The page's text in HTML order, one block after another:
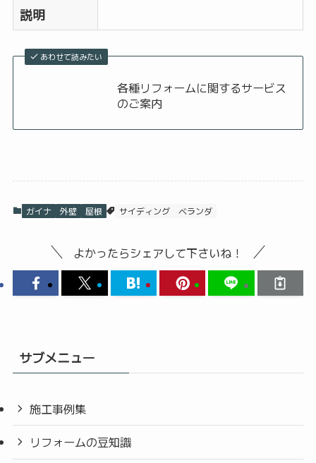
説明
あわせて読みたい
各種リフォームに関するサービス
のご案内
ガイナ 外壁 屋根 サイディング ベランダ
よかったらシェアして下さいね！
サブメニュー
施工事例集
リフォームの豆知識